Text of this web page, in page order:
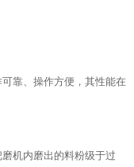
靠、操作方便，其性能在
机内磨出的料粉级于过